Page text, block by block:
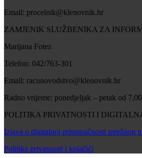
Email: procelnik@klenovnik.hr
ZAMJENIK SLUŽBENIKA ZA
Marijana Fotez
Telefon: 042/763-301
Email: racunovodstvo@klenovnik.hr
Radno vrijeme: ponedjeljak – petak od
POLITIKA PRIVATNOSTI I
Izjava o digitalnoj pristupačnosti mrežnog
Politika privatnosti i kolačići